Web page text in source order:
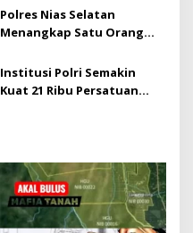
Polres Nias Selatan
Menangkap Satu Orang
di Desa Botohili
Institusi Polri Semakin
Kuat 21 Ribu Persatuan